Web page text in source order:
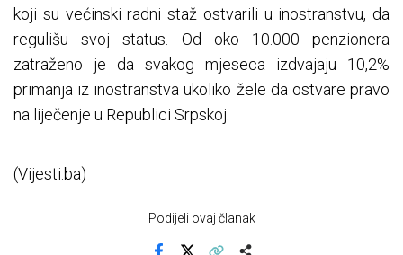
koji su većinski radni staž ostvarili u inostranstvu, da
regulišu svoj status. Od oko 10.000 penzionera
zatraženo je da svakog mjeseca izdvajaju 10,2%
primanja iz inostranstva ukoliko žele da ostvare pravo
na liječenje u Republici Srpskoj.
(Vijesti.ba)
Podijeli ovaj članak